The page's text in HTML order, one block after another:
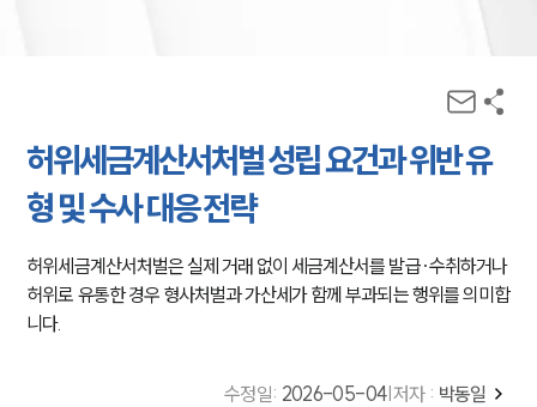
허위세금계산서처벌 성립 요건과 위반 유
형 및 수사 대응 전략
허위세금계산서처벌은 실제 거래 없이 세금계산서를 발급·수취하거나
허위로 유통한 경우 형사처벌과 가산세가 함께 부과되는 행위를 의미합
니다.
수정일: 2026-05-04 저자 : 박동일